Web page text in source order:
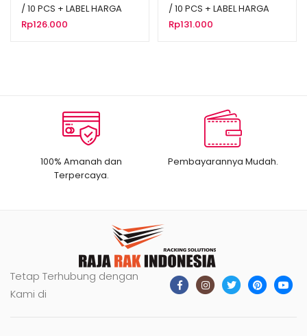
/ 10 PCS + LABEL HARGA
6CM
Rp126.000
/ 10 PCS + LABEL HARGA
6CM
Rp131.000
100% Amanah dan
Terpercaya.
Pembayarannya Mudah.
Tetap Terhubung dengan
Kami di